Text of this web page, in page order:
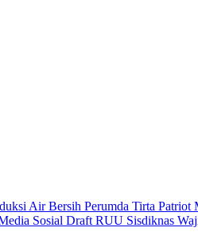
Air Bersih Perumda Tirta Patriot
Sosial Draft RUU Sisdiknas